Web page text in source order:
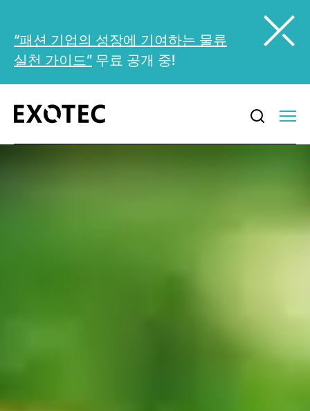
“패션 기업의 성장에 기여하는 물류
실천 가이드” 무료 공개 중!